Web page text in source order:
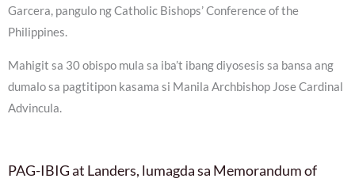
Garcera, pangulo ng Catholic Bishops’ Conference of the
Philippines.
Mahigit sa 30 obispo mula sa iba’t ibang diyosesis sa bansa ang
dumalo sa pagtitipon kasama si Manila Archbishop Jose Cardinal
Advincula.
PAG-IBIG at Landers, lumagda sa Memorandum of